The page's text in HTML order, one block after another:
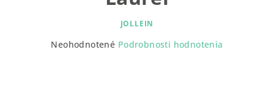
JOLLEIN
Neohodnotené Podrobnosti hodnotenia